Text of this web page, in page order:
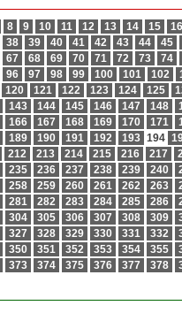
8 9 10 11 12 13 14 15
16
38 39 40 41 42 43 44
45
67 68 69 70 71 72 73
74
96 97 98 99 100 101 102
120 121 122 123 124 125
143 144 145 146 147 148
166 167 168 169 170 171
189 190 191 192 193 194
212 213 214 215 216 217
235 236 237 238 239 240
258 259 260 261 262 263
281 282 283 284 285 286
304 305 306 307 308 309
327 328 329 330 331 332
350 351 352 353 354 355
373 374 375 376 377 378